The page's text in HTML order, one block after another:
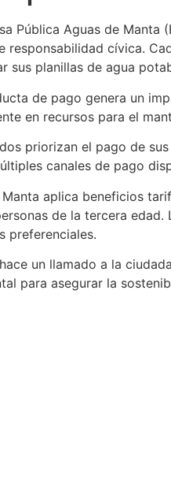
Pública Aguas de
responsabilidad cívica.
sus planillas de agua
de pago genera un
en recursos para el
priorizan el pago de
canales de pago
aplica beneficios
de la tercera
preferenciales.
un llamado a la
para asegurar la